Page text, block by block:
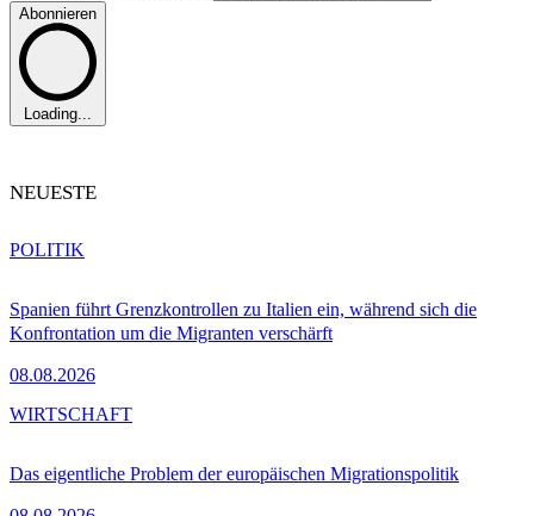
Abonnieren
Loading...
NEUESTE
Spanien führt Grenzkontrollen zu Italien ein, während sich die
Konfrontation um die Migranten verschärft
08.08.2026
POLITIK
Das eigentliche Problem der europäischen Migrationspolitik
WIRTSCHAFT